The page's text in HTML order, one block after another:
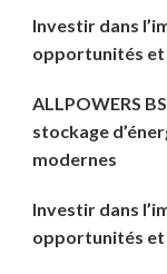
Investir dans
opportunités et
ALLPOWERS
stockage
modernes
Investir dans
opportunités et